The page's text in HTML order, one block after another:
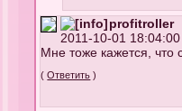
profitroller
2011-10-01
Мне тоже кажется, что
(Ответить )